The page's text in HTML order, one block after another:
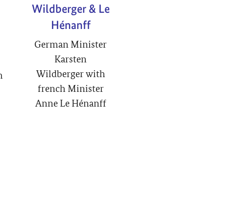
Wildberger & Le
Hénanff
German Minister
Karsten
Wildberger with
french Minister
Anne Le Hénanff